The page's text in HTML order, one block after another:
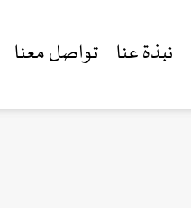
نبذة عنا تواصل معنا